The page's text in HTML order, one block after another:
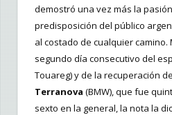
demostró una vez más la
predisposición del público
al costado de cualquier
segundo día consecutivo del
Touareg) y de la recuperación
Terranova (BMW), que fue
sexto en la general, la nota la